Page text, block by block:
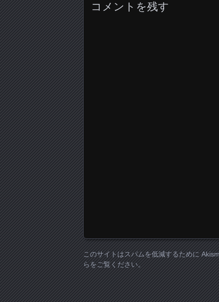
コメントを残す
このサイトはスパムを低減するために
らをご覧ください。